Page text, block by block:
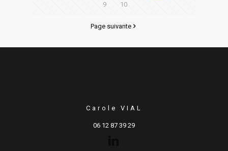
9 10
Page suivante
Carole VIAL
06 12 87 39 29